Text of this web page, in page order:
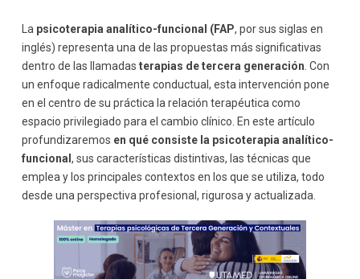
Trastornos de la personalidad
Ansiedad social y aislamiento
Problemas de apego y trauma relacional
Técnicas empleadas en la psicoterapia analítico-
funcional
Autorrevelación del terapeuta
Feedback en tiempo real
Uso de metáforas conductuales
Diferencias con otras terapias de tercera generación
Ventajas de formarse en psicoterapia analítico-
Desafíos y consideraciones éticas
La psicoterapia analítico-funcional (FAP, por sus siglas en
inglés) representa una de las propuestas más significativas
dentro de las llamadas terapias de tercera generación. Con
un enfoque radicalmente conductual, esta intervención pone
en el centro de su práctica la relación terapéutica como
espacio privilegiado para el cambio clínico. En este artículo
profundizaremos en qué consiste la psicoterapia analítico-
funcional , sus características distintivas, las técnicas que
emplea y los principales contextos en los que se utiliza, todo
desde una perspectiva profesional, rigurosa y actualizada.